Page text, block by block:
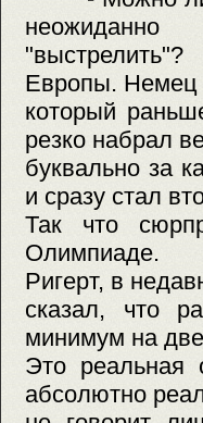
неожиданно
Европы. Немец
который
резко набрал
буквально за
и сразу стал
Так что
Олимпиаде.
Ригерт, в
сказал, что
минимум на
Это
абсолютно